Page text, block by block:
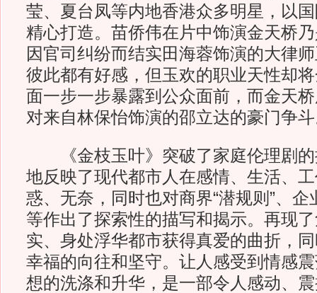
莹、夏台凤等内地香港众多明星，以
精心打造。苗侨伟在片中饰演金天桥
因官司纠纷而结实田海蓉饰演的大律
彼此都有好感，但玉欢的职业天性却
面一步一步暴露到公众面前，而金天
对来自林保怡饰演的邵立达的豪门争
《金枝玉叶》突破了家庭伦理剧的
地反映了现代都市人在感情、生活、
惑、无奈，同时也对商界“潜规则”、
等作出了探索性的描写和揭示。再现
实、身处浮华都市获得真爱的曲折，
幸福的向往和坚守。让人感受到情感
想的洗涤和升华，是一部令人感动、